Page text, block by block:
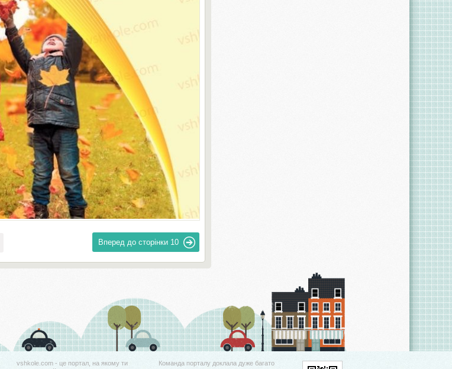
Вперед до сторінки 10
vshkole.com - це портал, на якому ти
Команда порталу доклала дуже багато